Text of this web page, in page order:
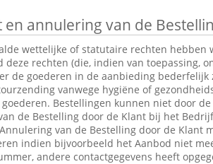
annulering van de
wettelijke of statutaire rechten hebben
rechten (die, indien van toepassing,
de goederen in de aanbieding
vanwege hygiëne of
Bestellingen kunnen niet door
de Bestelling door de Klant bij het
van de Bestelling door de Klant
indien bijvoorbeeld het Aanbod niet
andere contactgegevens heeft